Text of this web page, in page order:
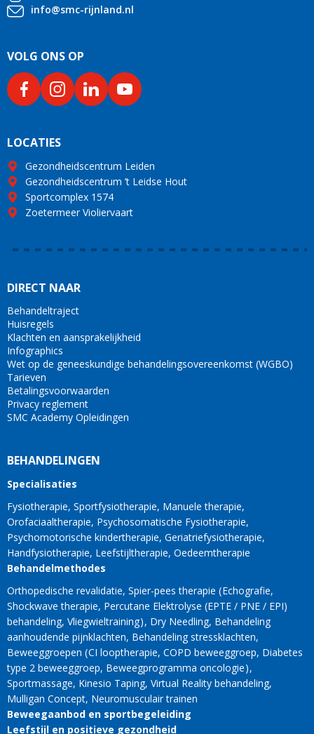
info@smc-rijnland.nl
VOLG ONS OP
LOCATIES
Gezondheidscentrum Leiden
Gezondheidscentrum ’t Leidse Hout
Sportcomplex 1574
Zoetermeer Violiervaart
DIRECT NAAR
Behandeltraject
Huisregels
Klachten en aansprakelijkheid
Infographics
Wet op de geneeskundige behandelingsovereenkomst (WGBO)
Tarieven
Betalingsvoorwaarden
Privacy reglement
SMC Academy Opleidingen
BEHANDELINGEN
Specialisaties
Fysiotherapie Sportfysiotherapie Manuele therapie
Orofaciaaltherapie Psychosomatische Fysiotherapie
Psychomotorische kindertherapie Geriatriefysiotherapie
Handfysiotherapie Leefstijltherapie Oedeemtherapie
Behandelmethodes
Orthopedische revalidatie Spier-pees therapie Echografie
Shockwave therapie Percutane Elektrolyse (EPTE / PNE / EPI)
behandeling Vliegwieltraining Dry Needling Behandeling
aanhoudende pijnklachten Behandeling stressklachten
Beweeggroepen CI looptherapie COPD beweeggroep Diabetes
type 2 beweeggroep Beweegprogramma oncologie
Sportmassage Kinesio Taping Virtual Reality behandeling
Mulligan Concept Neuromusculair trainen
Beweegaanbod en sportbegeleiding
Leefstijl en positieve gezondheid